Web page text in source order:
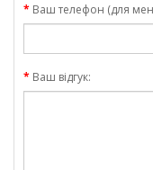
Ваш телефон (для
Ваш відгук: